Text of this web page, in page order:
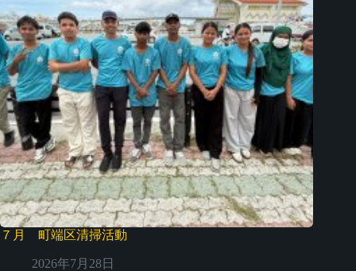
７月 町端区清掃活動
2026年7月28日